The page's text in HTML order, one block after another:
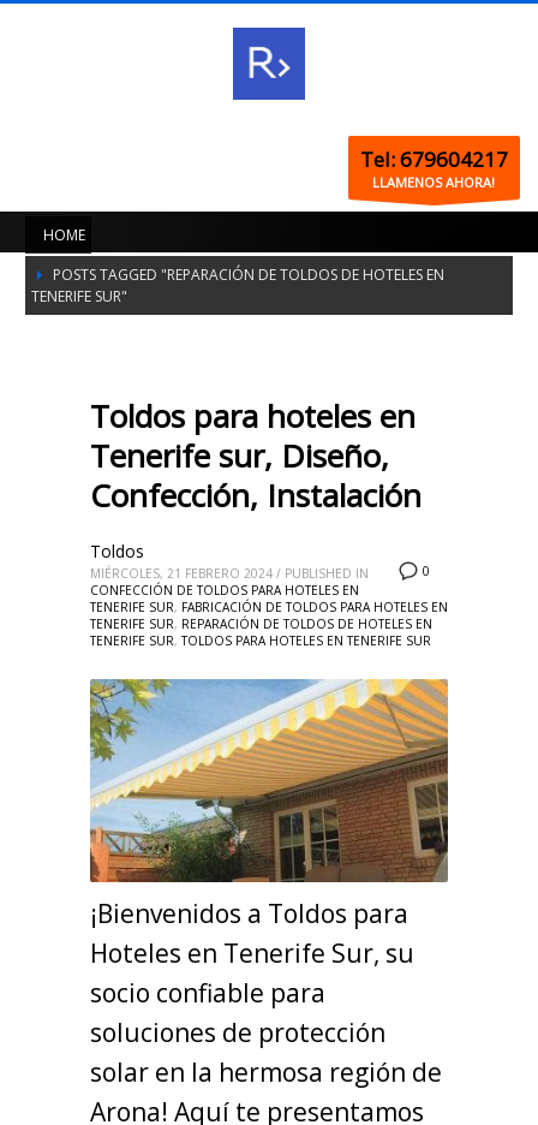
Tel: 679604217
LLAMENOS AHORA!
HOME
POSTS TAGGED "REPARACIÓN DE TOLDOS DE HOTELES EN
TENERIFE SUR"
Toldos para hoteles en
Tenerife sur, Diseño,
Confección, Instalación
0
Toldos
MIÉRCOLES, 21 FEBRERO 2024 / PUBLISHED IN
CONFECCIÓN DE TOLDOS PARA HOTELES EN
TENERIFE SUR, FABRICACIÓN DE TOLDOS PARA HOTELES EN
TENERIFE SUR, REPARACIÓN DE TOLDOS DE HOTELES EN
TENERIFE SUR,TOLDOS PARA HOTELES EN TENERIFE SUR
¡Bienvenidos a Toldos para
Hoteles en Tenerife Sur, su
socio confiable para
soluciones de protección
solar en la hermosa región de
Arona! Aquí te presentamos